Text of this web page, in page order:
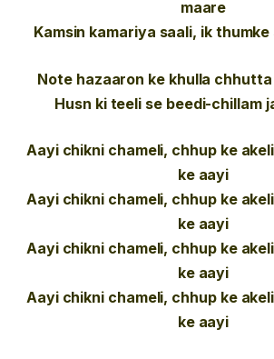
maare
Kamsin kamariya saali, ik
Note hazaaron ke khulla
Husn ki teeli se beedi-chillam
Aayi chikni chameli, chhup ke
ke aayi
Aayi chikni chameli, chhup ke
ke aayi
Aayi chikni chameli, chhup ke
ke aayi
Aayi chikni chameli, chhup ke
ke aayi